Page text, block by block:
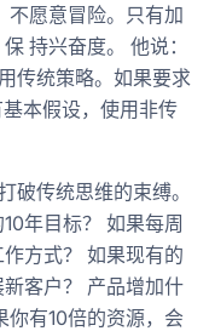
不愿意冒险。只有加
持兴奋度。 他说：
传统策略。如果要求
本假设，使用非传
破传统思维的束缚。
年目标？ 如果每周
方式？ 如果现有的
客户？ 产品增加什
你有10倍的资源，会